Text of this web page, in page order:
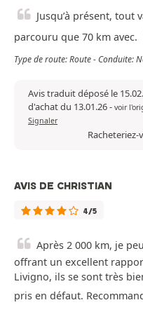
Jusqu’à présent, tout
parcouru que 70 km avec.
Type de route: Route - Conduite:
Avis traduit déposé le
d'achat du 13.01.26- voir
Signaler
Racheteriez-
AVIS DE CHRISTIAN
4/5
Après 2 000 km, je
offrant un excellent
Livigno, ils se sont très
pris en défaut.